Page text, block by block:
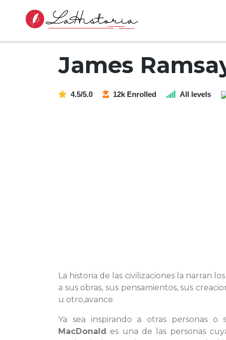
James
4.5/5.0 12k Enrolled All levels
La historia de las civilizaciones la narran
a sus obras, sus pensamientos, sus
u otro,avance.
Ya sea inspirando a otras personas
MacDonald es una de las personas